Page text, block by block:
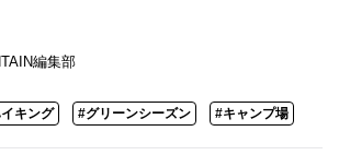
編集部
キング #グリーンシーズン #キャンプ場